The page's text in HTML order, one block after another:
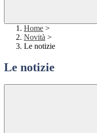
Home >
Novità >
Le notizie
Le notizie